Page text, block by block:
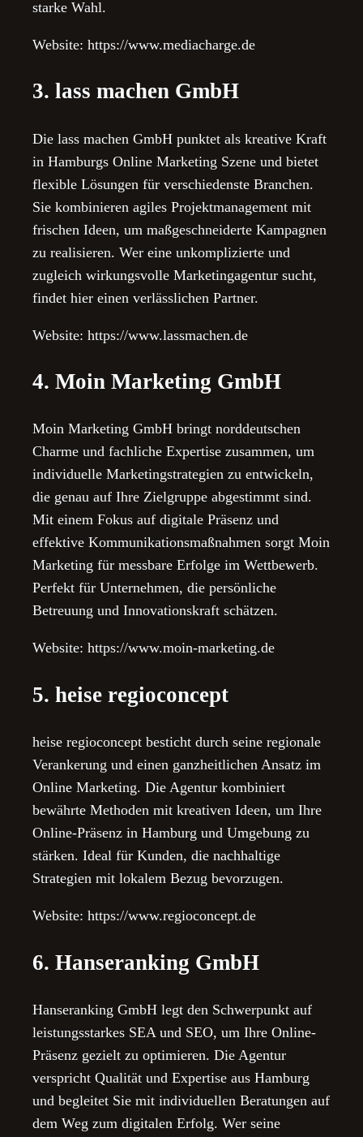
starke Wahl.
Website: https://www.mediacharge.de
3. lass machen GmbH
Die lass machen GmbH punktet als kreative Kraft
in Hamburgs Online Marketing Szene und bietet
flexible Lösungen für verschiedenste Branchen.
Sie kombinieren agiles Projektmanagement mit
frischen Ideen, um maßgeschneiderte Kampagnen
zu realisieren. Wer eine unkomplizierte und
zugleich wirkungsvolle Marketingagentur sucht,
findet hier einen verlässlichen Partner.
Website: https://www.lassmachen.de
4. Moin Marketing GmbH
Moin Marketing GmbH bringt norddeutschen
Charme und fachliche Expertise zusammen, um
individuelle Marketingstrategien zu entwickeln,
die genau auf Ihre Zielgruppe abgestimmt sind.
Mit einem Fokus auf digitale Präsenz und
effektive Kommunikationsmaßnahmen sorgt Moin
Marketing für messbare Erfolge im Wettbewerb.
Perfekt für Unternehmen, die persönliche
Betreuung und Innovationskraft schätzen.
Website: https://www.moin-marketing.de
5. heise regioconcept
heise regioconcept besticht durch seine regionale
Verankerung und einen ganzheitlichen Ansatz im
Online Marketing. Die Agentur kombiniert
bewährte Methoden mit kreativen Ideen, um Ihre
Online-Präsenz in Hamburg und Umgebung zu
stärken. Ideal für Kunden, die nachhaltige
Strategien mit lokalem Bezug bevorzugen.
Website: https://www.regioconcept.de
6. Hanseranking GmbH
Hanseranking GmbH legt den Schwerpunkt auf
leistungsstarkes SEA und SEO, um Ihre Online-
Präsenz gezielt zu optimieren. Die Agentur
verspricht Qualität und Expertise aus Hamburg
und begleitet Sie mit individuellen Beratungen auf
dem Weg zum digitalen Erfolg. Wer seine